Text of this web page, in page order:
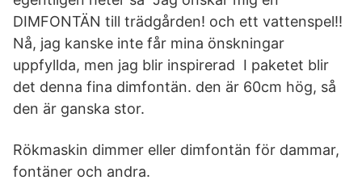
DIMFONTÄN till trädgården! och ett vattenspel!!
Nå, jag kanske inte får mina önskningar
uppfyllda, men jag blir inspirerad I paketet blir
det denna fina dimfontän. den är 60cm hög, så
den är ganska stor.
Rökmaskin dimmer eller dimfontän för dammar,
fontäner och andra.